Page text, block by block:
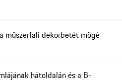
műszerfali dekorbetét mögé
hátoldalán és a B-